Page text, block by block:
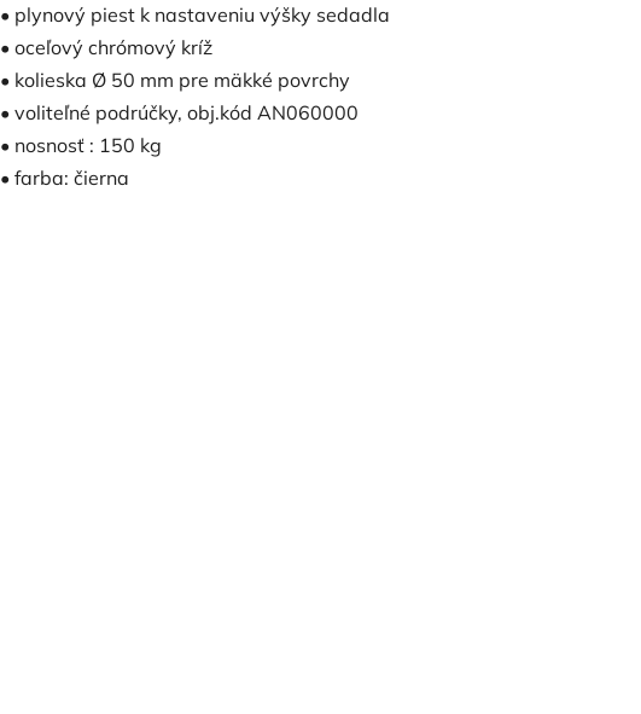
• plynový piest k nastaveniu výšky sedadla
• oceľový chrómový kríž
• kolieska Ø 50 mm pre mäkké povrchy
• voliteľné podrúčky, obj.kód AN060000
• nosnosť : 150 kg
• farba: čierna